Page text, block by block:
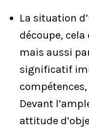
La situation
découpe,
mais aussi
significatif
Devant
attitude